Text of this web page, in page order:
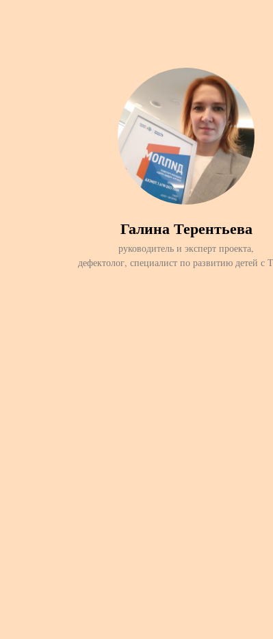
Галина Терентьева
руководитель и эксперт проекта,
дефектолог, специалист по развитию детей